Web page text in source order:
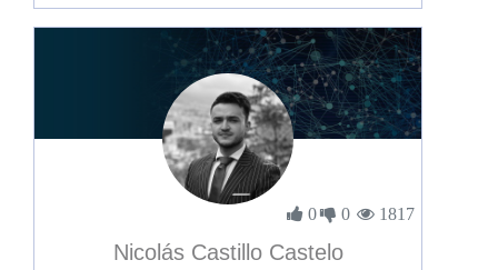
0 0 1817
Nicolás Castillo Castelo